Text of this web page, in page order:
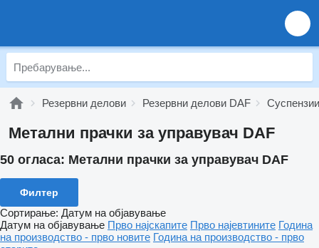
Резервни делови Резервни делови DAF
Метални прачки за управувач DAF
50 огласа: Метални прачки за управувач DAF
Филтер
Сортирање: Датум на објавување
Датум на објавување Прво најскапите Прво најевтините Година
на производство - прво новите Година на производство - прво